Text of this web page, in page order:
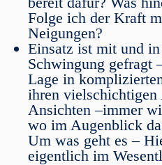
Folge ich der Kraft
Neigungen?
Einsatz ist mit und
Schwingung gefragt
Lage in
ihren vielschichtigen
Ansichten –immer
wo im Augenblick
Um was geht es –
eigentlich im